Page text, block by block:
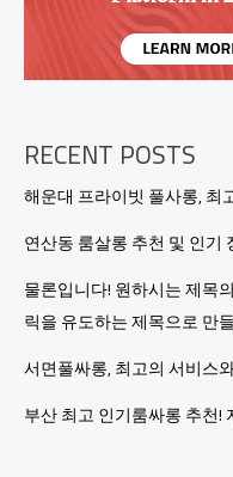
기
2.
강
남
핫
플
레
이
스:
하
이
퍼
블
RECENT POSTS
해운대 프라이빗 풀사롱, 최
연산동 룸살롱 추천 및 인기
물론입니다! 원하시는 제목
릭을 유도하는 제목으로 만
서면풀싸롱, 최고의 서비스
부산 최고 인기룸싸롱 추천!